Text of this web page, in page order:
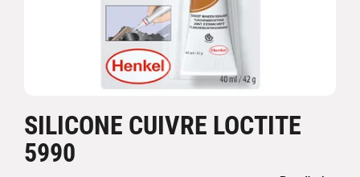
SILICONE CUIVRE LOCTITE
5990